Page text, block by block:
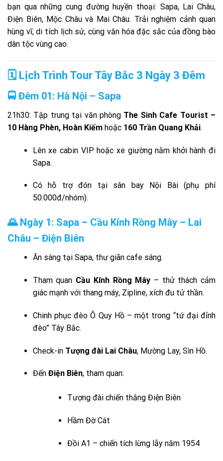
bạn qua những cung đường huyền thoại: Sapa, Lai Châu,
Điện Biên, Mộc Châu và Mai Châu. Trải nghiệm cảnh quan
hùng vĩ, di tích lịch sử, cùng văn hóa đặc sắc của đồng bào
dân tộc vùng cao.
🗓 Lịch Trình Tour Tây Bắc 3 Ngày 3 Đêm
🚍 Đêm 01: Hà Nội – Sapa
21h30: Tập trung tại văn phòng The Sinh Cafe Tourist –
10 Hàng Phèn, Hoàn Kiếm hoặc 160 Trần Quang Khải.
Lên xe cabin VIP hoặc xe giường nằm khởi hành đi
Sapa.
Có hỗ trợ đón tại sân bay Nội Bài (phụ phí
50.000đ/nhóm).
🌄 Ngày 1: Sapa – Cầu Kính Rồng Mây – Lai
Châu – Điện Biên
Ăn sáng tại Sapa, thư giãn cafe sáng.
Tham quan Cầu Kính Rồng Mây – thử thách cảm
giác mạnh với thang máy, Zipline, xích đu tử thần.
Chinh phục đèo Ô Quy Hồ – một trong “tứ đại đỉnh
đèo” Tây Bắc.
Check-in Tượng đài Lai Châu, Mường Lay, Sìn Hồ.
Đến Điện Biên, tham quan:
Tượng đài chiến thắng Điện Biên
Hầm Đờ Cát
Đồi A1 – chiến tích lừng lẫy năm 1954